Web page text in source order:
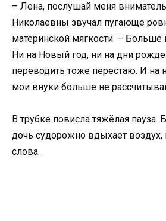
– Лена, послушай меня
Николаевны звучал пугающе
материнской мягкости. – Больше
Ни на Новый год, ни на дни
переводить тоже перестаю. И на
мои внуки больше не
В трубке повисла тяжёлая
дочь судорожно вдыхает воздух,
слова.